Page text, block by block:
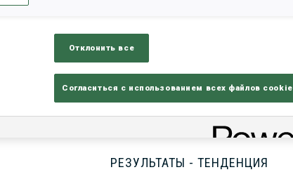
РЕЗУЛЬТАТЫ - ТЕНДЕНЦИЯ
Отклонить все
Согласиться с использованием всех файлов cookie